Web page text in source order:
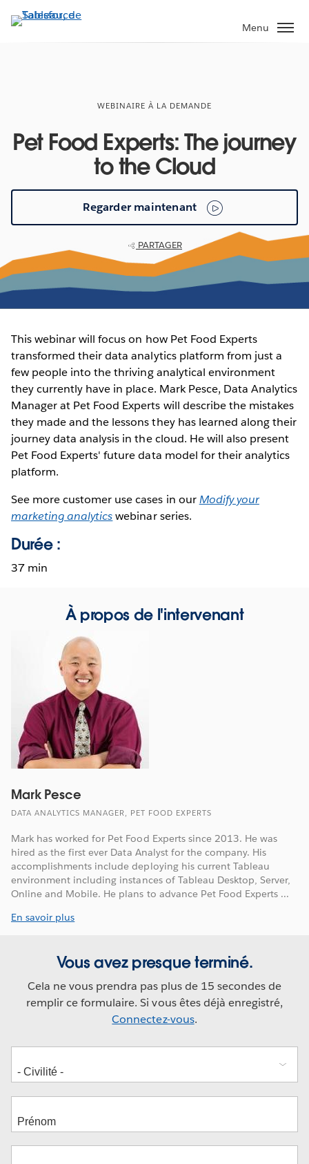
Aller
au
Menu
WEBINAIRE À LA DEMANDE
Pet Food Experts: The journey
to the Cloud
Regarder maintenant
PARTAGER
This webinar will focus on how Pet Food Experts
transformed their data analytics platform from just a
few people into the thriving analytical environment
they currently have in place. Mark Pesce, Data Analytics
Manager at Pet Food Experts will describe the mistakes
they made and the lessons they has learned along their
journey data analysis in the cloud. He will also present
Pet Food Experts' future data model for their analytics
platform.
See more customer use cases in ourModify your
marketing analyticswebinar series.
Durée :
37 min
À propos de l'intervenant
Mark Pesce
DATA ANALYTICS MANAGER, PET FOOD EXPERTS
Mark has worked for Pet Food Experts since 2013. He was
hired as the first ever Data Analyst for the company. His
accomplishments include deploying his current Tableau
environment including instances of Tableau Desktop, Server,
Online and Mobile. He plans to advance Pet Food Experts ...
En savoir plus
Vous avez presque terminé.
Cela ne vous prendra pas plus de 15 secondes de
remplir ce formulaire. Si vous êtes déjà enregistré,
Connectez-vous.